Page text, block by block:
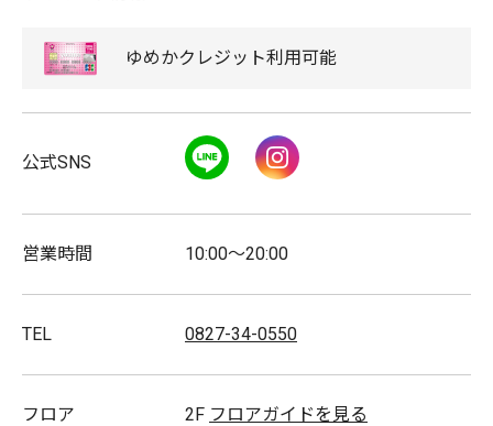
是非、お気軽にお立ち寄りください。
また、店頭外商品のお取り寄せも承っておりますので、
こちらもお気軽にお申し付けください。
取扱商品
バッグ/財布･小物/レディース衣料/メンズ衣料/ファッシ
ョン雑貨/フレグランス
ゆめかクレジット利用可能
公式SNS LINE
営業時間 10:00～20:00
TEL 0827-34-0550
フロア 2F フロアガイドを見る